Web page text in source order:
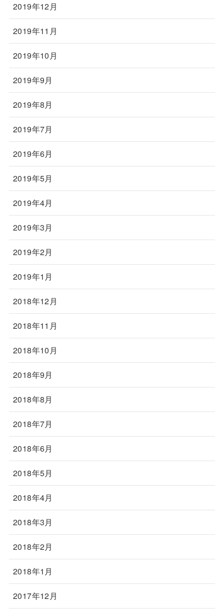
2019年12月
2019年11月
2019年10月
2019年9月
2019年8月
2019年7月
2019年6月
2019年5月
2019年4月
2019年3月
2019年2月
2019年1月
2018年12月
2018年11月
2018年10月
2018年9月
2018年8月
2018年7月
2018年6月
2018年5月
2018年4月
2018年3月
2018年2月
2018年1月
2017年12月